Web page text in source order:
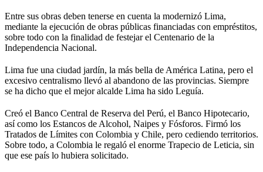
Entre sus obras deben tenerse en cuenta la modernizó Lima,
mediante la ejecución de obras públicas financiadas con empréstitos,
sobre todo con la finalidad de festejar el Centenario de la
Independencia Nacional.
Lima fue una ciudad jardín, la más bella de América Latina, pero el
excesivo centralismo llevó al abandono de las provincias. Siempre
se ha dicho que el mejor alcalde Lima ha sido Leguía.
Creó el Banco Central de Reserva del Perú, el Banco Hipotecario,
así como los Estancos de Alcohol, Naipes y Fósforos. Firmó los
Tratados de Límites con Colombia y Chile, pero cediendo territorios.
Sobre todo, a Colombia le regaló el enorme Trapecio de Leticia, sin
que ese país lo hubiera solicitado.